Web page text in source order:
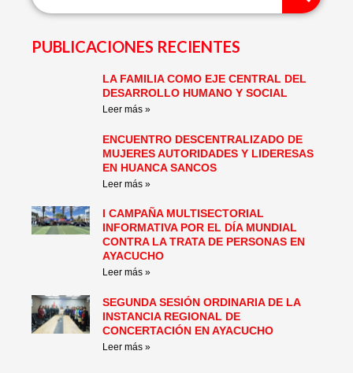
PUBLICACIONES RECIENTES
LA FAMILIA COMO EJE CENTRAL DEL
DESARROLLO HUMANO Y SOCIAL
Leer más »
ENCUENTRO DESCENTRALIZADO DE
MUJERES AUTORIDADES Y LIDERESAS
EN HUANCA SANCOS
Leer más »
I CAMPAÑA MULTISECTORIAL
INFORMATIVA POR EL DÍA MUNDIAL
CONTRA LA TRATA DE PERSONAS EN
AYACUCHO
Leer más »
SEGUNDA SESIÓN ORDINARIA DE LA
INSTANCIA REGIONAL DE
CONCERTACIÓN EN AYACUCHO
Leer más »
PagePagePagePagePagePage